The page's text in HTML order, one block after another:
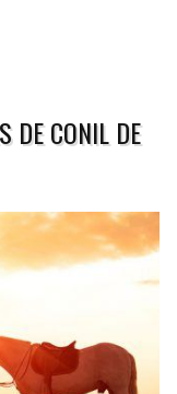
DE CONIL DE